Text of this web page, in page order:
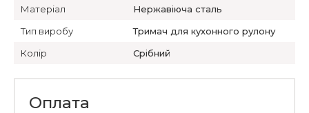
Матеріал
Нержавіюча сталь
Тип виробу
Тримач для кухонного рулону
Колір
Срібний
Оплата